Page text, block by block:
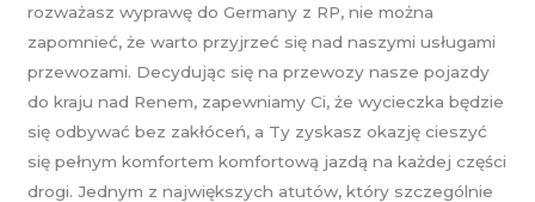
rozważasz wyprawę do Germany z RP, nie można
zapomnieć, że warto przyjrzeć się nad naszymi usługami
przewozami. Decydując się na przewozy nasze pojazdy
do kraju nad Renem, zapewniamy Ci, że wycieczka będzie
się odbywać bez zakłóceń, a Ty zyskasz okazję cieszyć
się pełnym komfortem komfortową jazdą na każdej części
drogi. Jednym z największych atutów, który szczególnie